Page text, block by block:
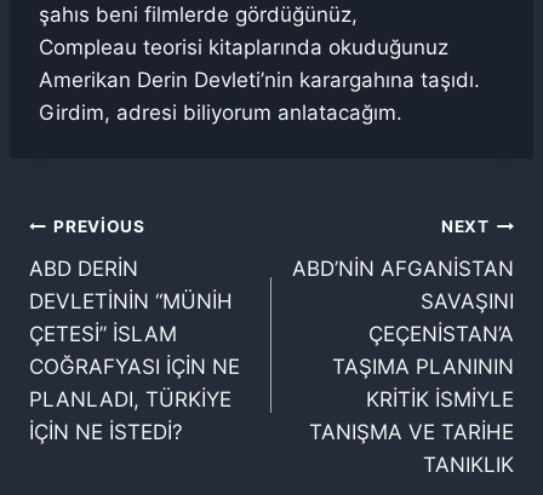
şahıs beni filmlerde gördüğünüz,
Compleau teorisi kitaplarında okuduğunuz
Amerikan Derin Devleti’nin karargahına taşıdı.
Girdim, adresi biliyorum anlatacağım.
Yazı
gezinmesi
PREVIOUS
ABD DERİN
DEVLETİNİN “MÜNİH
ÇETESİ” İSLAM
COĞRAFYASI İÇİN NE
PLANLADI, TÜRKİYE
İÇİN NE İSTEDİ?
NEXT
ABD’NİN AFGANİSTAN
SAVAŞINI
ÇEÇENİSTAN’A
TAŞIMA PLANININ
KRİTİK İSMİYLE
TANIŞMA VE TARİHE
TANIKLIK